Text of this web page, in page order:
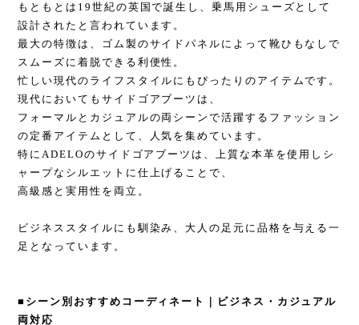
もともとは 19 世紀の英国で誕生し、乗馬用シューズとして
設計されたと言われています。
最大の特徴は、ゴム製のサイドパネルによって靴ひもなしで
スムーズに着脱できる利便性。
忙しい現代のライフスタイルにもぴったりのアイテムです。
現代においてもサイドゴアブーツは、
フォーマルとカジュアルの両シーンで活躍するファッション
の定番アイテムとして、人気を集めています。
特にADELOのサイドゴアブーツは、上質な本革を使用しシ
ャープなシルエットに仕上げることで、
高級感と実用性を両立。
ビジネススタイルにも馴染み、大人の足元に品格を与える一
足となっています。
■ シーン別おすすめコーディネート｜ビジネス・カジュアル
両対応